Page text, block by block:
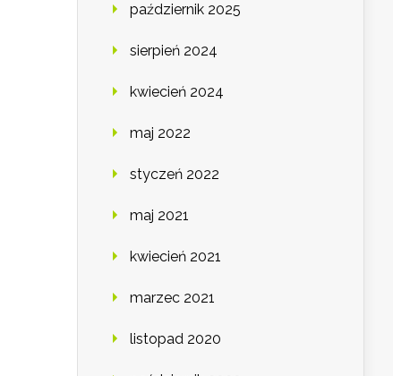
październik 2025
sierpień 2024
kwiecień 2024
maj 2022
styczeń 2022
maj 2021
kwiecień 2021
marzec 2021
listopad 2020